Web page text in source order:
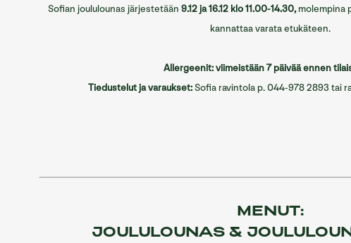
Sofian joululounas järjestetään 9.12 ja 16.12 klo 11.00-14.30,molempina
kannattaa varata etukäteen.
Allergeenit: viimeistään 7 päivää ennen
Tiedustelut ja varaukset:Sofia ravintola p. 044-978 2893 tai
MENUT:
JOULULOUNAS &